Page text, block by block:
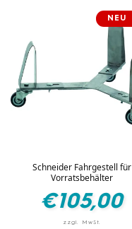
NEU
Schneider Fahrgestell für
Vorratsbehälter
Normaler
Preis
€105,00